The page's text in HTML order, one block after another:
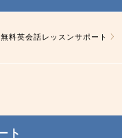
料英会話レッスンサポート
ト